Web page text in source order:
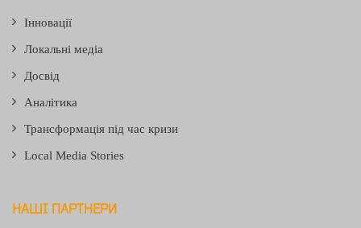
Інновації
Локальні медіа
Досвід
Аналітика
Трансформація під час кризи
Local Media Stories
НАШІ ПАРТНЕРИ